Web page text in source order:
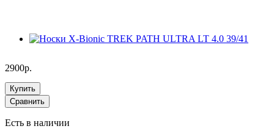
2900р.
Купить
Сравнить
Есть в наличии